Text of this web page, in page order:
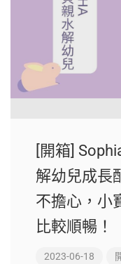
[開箱]
解幼兒成長
不擔心，小
比較順暢！
2023-06-18